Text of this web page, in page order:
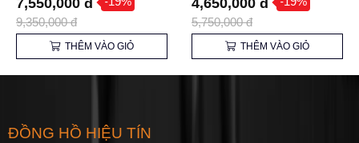
7,550,000 đ
9,350,000 đ
THÊM VÀO GIỎ
4,650,000 đ
5,750,000 đ
THÊM VÀO GIỎ
ĐỒNG HỒ HIỆU TÍN